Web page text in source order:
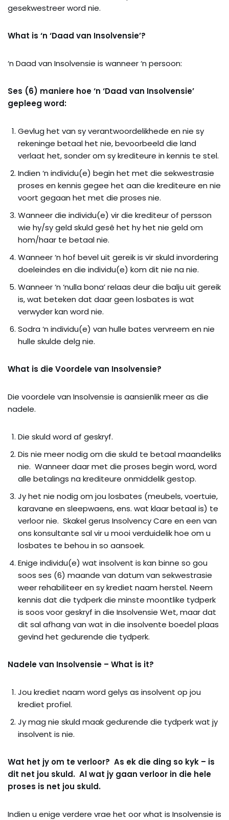
gesekwestreer word nie.
What is ‘n ‘Daad van Insolvensie’?
‘n Daad van Insolvensie is wanneer ‘n persoon:
Ses (6) maniere hoe ‘n ‘Daad van Insolvensie’
gepleeg word:
Gevlug het van sy verantwoordelikhede en nie sy
rekeninge betaal het nie, bevoorbeeld die land
verlaat het, sonder om sy krediteure in kennis te stel.
Indien ‘n individu(e) begin het met die sekwestrasie
proses en kennis gegee het aan die krediteure en nie
voort gegaan het met die proses nie.
Wanneer die individu(e) vir die krediteur of persson
wie hy/sy geld skuld gesê het hy het nie geld om
hom/haar te betaal nie.
Wanneer ‘n hof bevel uit gereik is vir skuld invordering
doeleindes en die individu(e) kom dit nie na nie.
Wanneer ‘n ‘nulla bona’ relaas deur die balju uit gereik
is, wat beteken dat daar geen losbates is wat
verwyder kan word nie.
Sodra ‘n individu(e) van hulle bates vervreem en nie
hulle skulde delg nie.
What is die Voordele van Insolvensie?
Die voordele van Insolvensie is aansienlik meer as die
nadele.
Die skuld word af geskryf.
Dis nie meer nodig om die skuld te betaal maandeliks
nie. Wanneer daar met die proses begin word, word
alle betalings na krediteure onmiddelik gestop.
Jy het nie nodig om jou losbates (meubels, voertuie,
karavane en sleepwaens, ens. wat klaar betaal is) te
verloor nie. Skakel gerus Insolvency Care en een van
ons konsultante sal vir u mooi verduidelik hoe om u
losbates te behou in so aansoek.
Enige individu(e) wat insolvent is kan binne so gou
soos ses (6) maande van datum van sekwestrasie
weer rehabiliteer en sy krediet naam herstel. Neem
kennis dat die tydperk die minste moontlike tydperk
is soos voor geskryf in die Insolvensie Wet, maar dat
dit sal afhang van wat in die insolvente boedel plaas
gevind het gedurende die tydperk.
Nadele van Insolvensie – What is it?
Jou krediet naam word gelys as insolvent op jou
krediet profiel.
Jy mag nie skuld maak gedurende die tydperk wat jy
insolvent is nie.
Wat het jy om te verloor? As ek die ding so kyk – is
dit net jou skuld. Al wat jy gaan verloor in die hele
proses is net jou skuld.
Indien u enige verdere vrae het oor what is Insolvensie is